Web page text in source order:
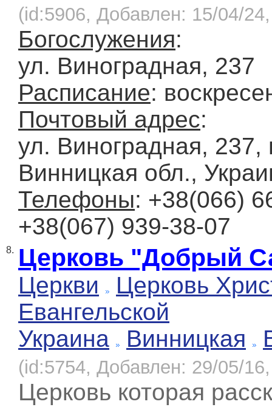
(id:5906, Добавлен: 15/04/
Богослужения:
ул. Виноградная, 237
Расписание:
Почтовый адрес:
ул. Виноградная, 237,
Винницкая обл.,
Телефоны: +38(066)
+38(067) 939-38-07
8. Церковь "Добрый
Церкви
Церковь
Евангельской
Украина
Винницкая
(id:5754, Добавлен: 29/05/
Церковь которая